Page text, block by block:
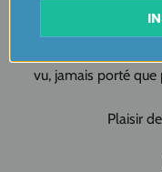
vu, jamais porté que
Plaisir